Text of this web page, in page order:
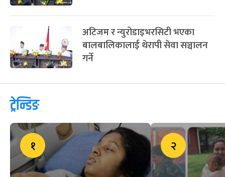
अटिजम र न्युरोडाइभरसिटी भएका
बालबालिकालाई थेरापी सेवा सञ्चालन
गर्ने
ट्रेन्डिङ
१ २